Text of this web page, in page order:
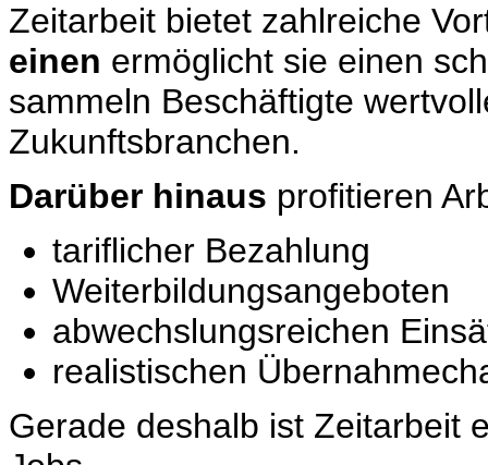
Zeitarbeit bietet zahlreiche
einen ermöglicht sie einen
sammeln Beschäftigte
Zukunftsbranchen.
Darüber hinaus profitieren
tariflicher Bezahlung
Weiterbildungsangeboten
abwechslungsreichen
realistischen
Gerade deshalb ist Zeitarbeit